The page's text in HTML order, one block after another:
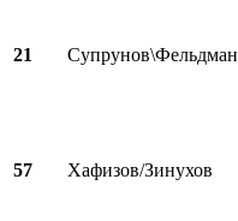
21 Супрунов\Фельдман
57 Хафизов/Зинухов